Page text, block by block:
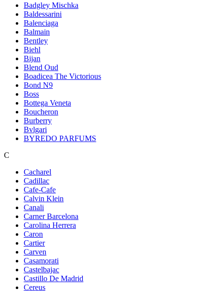
Badgley Mischka
Baldessarini
Balenciaga
Balmain
Bentley
Biehl
Bijan
Blend Oud
Boadicea The Victorious
Bond N9
Boss
Bottega Veneta
Boucheron
Burberry
Bvlgari
BYREDO PARFUMS
C
Cacharel
Cadillac
Cafe-Cafe
Calvin Klein
Canali
Carner Barcelona
Carolina Herrera
Caron
Cartier
Carven
Casamorati
Castelbajac
Castillo De Madrid
Cereus